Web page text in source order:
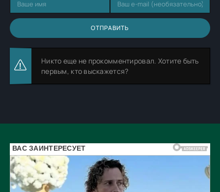
ОТПРАВИТЬ
Никто еще не прокомментировал. Хотите быть
первым, кто выскажется?